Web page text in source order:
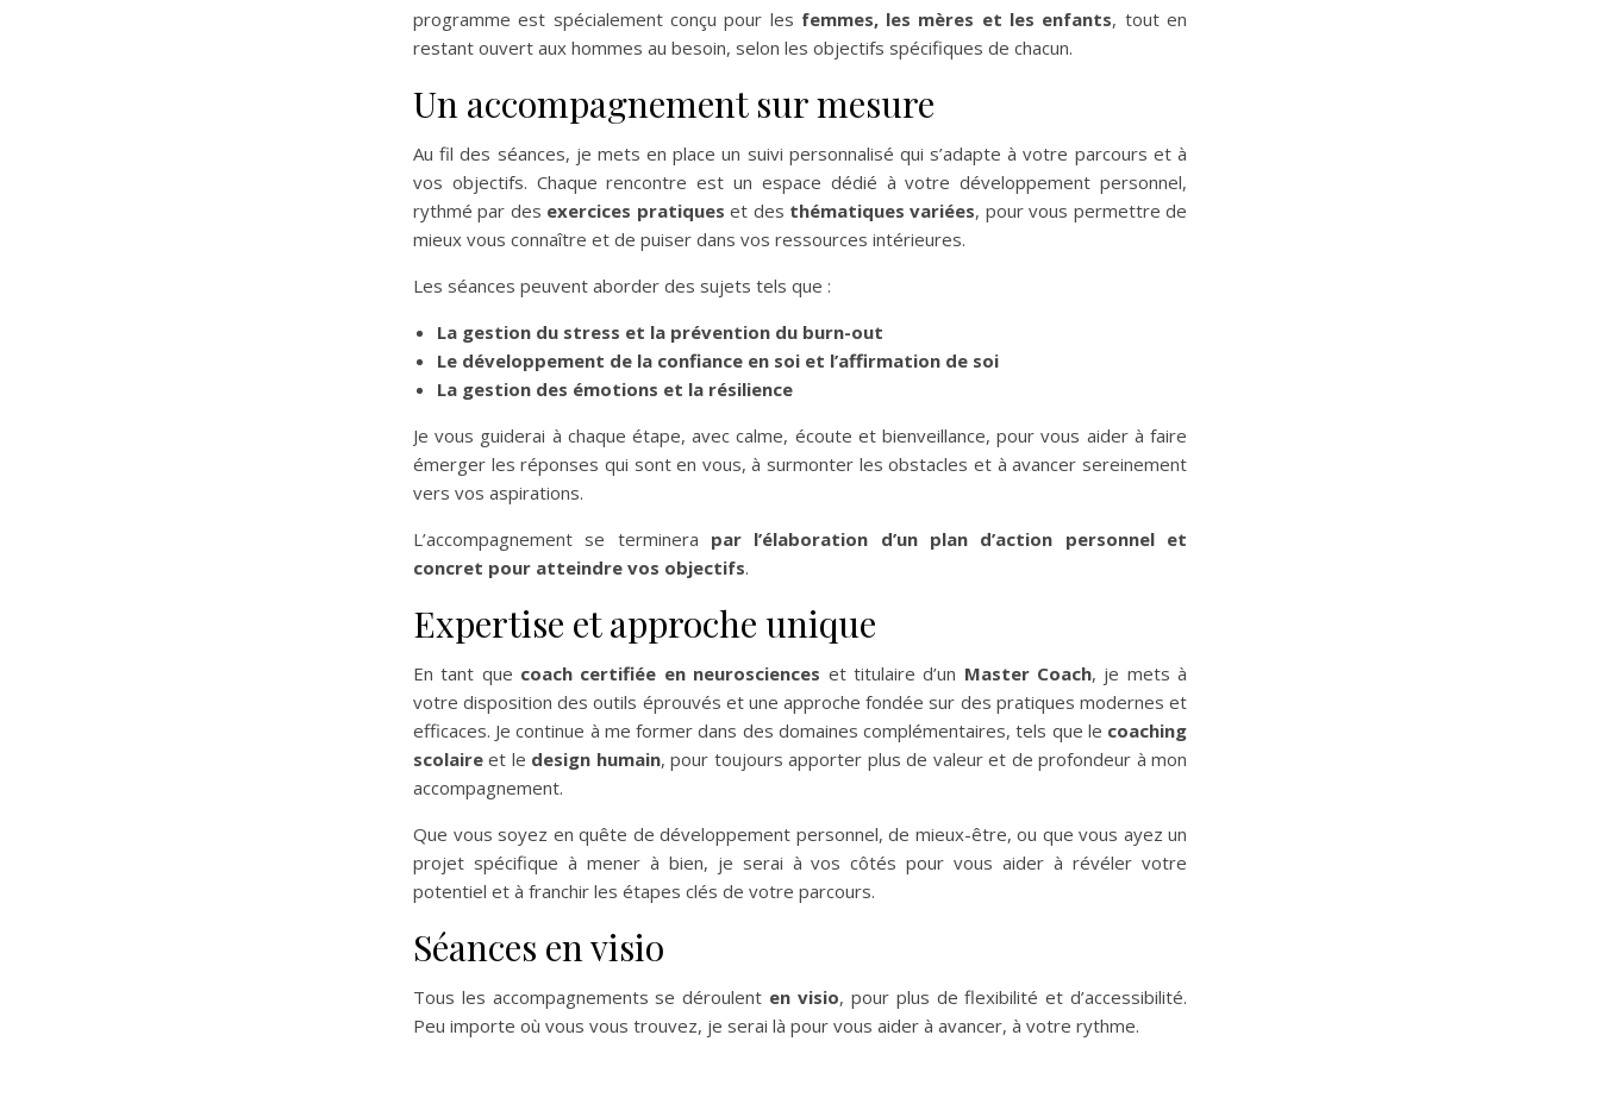
programme est spécialement conçu pour les femmes, les mères et les enfants, tout en
restant ouvert aux hommes au besoin, selon les objectifs spécifiques de chacun.
Un accompagnement sur mesure
Au fil des séances, je mets en place un suivi personnalisé qui s’adapte à votre parcours et à
vos objectifs. Chaque rencontre est un espace dédié à votre développement personnel,
rythmé par des exercices pratiques et des thématiques variées, pour vous permettre de
mieux vous connaître et de puiser dans vos ressources intérieures.
Les séances peuvent aborder des sujets tels que :
La gestion du stress et la prévention du burn-out
Le développement de la confiance en soi et l’affirmation de soi
La gestion des émotions et la résilience
Je vous guiderai à chaque étape, avec calme, écoute et bienveillance, pour vous aider à faire
émerger les réponses qui sont en vous, à surmonter les obstacles et à avancer sereinement
vers vos aspirations.
L’accompagnement se terminera par l’élaboration d’un plan d’action personnel et
concret pour atteindre vos objectifs.
Expertise et approche unique
En tant que coach certifiée en neurosciences et titulaire d’un Master Coach, je mets à
votre disposition des outils éprouvés et une approche fondée sur des pratiques modernes et
efficaces. Je continue à me former dans des domaines complémentaires, tels que le coaching
scolaire et le design humain, pour toujours apporter plus de valeur et de profondeur à mon
accompagnement.
Que vous soyez en quête de développement personnel, de mieux-être, ou que vous ayez un
projet spécifique à mener à bien, je serai à vos côtés pour vous aider à révéler votre
potentiel et à franchir les étapes clés de votre parcours.
Séances en visio
Tous les accompagnements se déroulent en visio, pour plus de flexibilité et d’accessibilité.
Peu importe où vous vous trouvez, je serai là pour vous aider à avancer, à votre rythme.